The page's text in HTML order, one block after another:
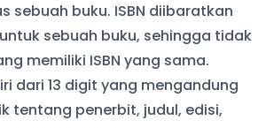
sebuah buku. ISBN diibaratkan
sebuah buku, sehingga tidak
memiliki ISBN yang sama.
dari 13 digit yang mengandung
tentang penerbit, judul, edisi,